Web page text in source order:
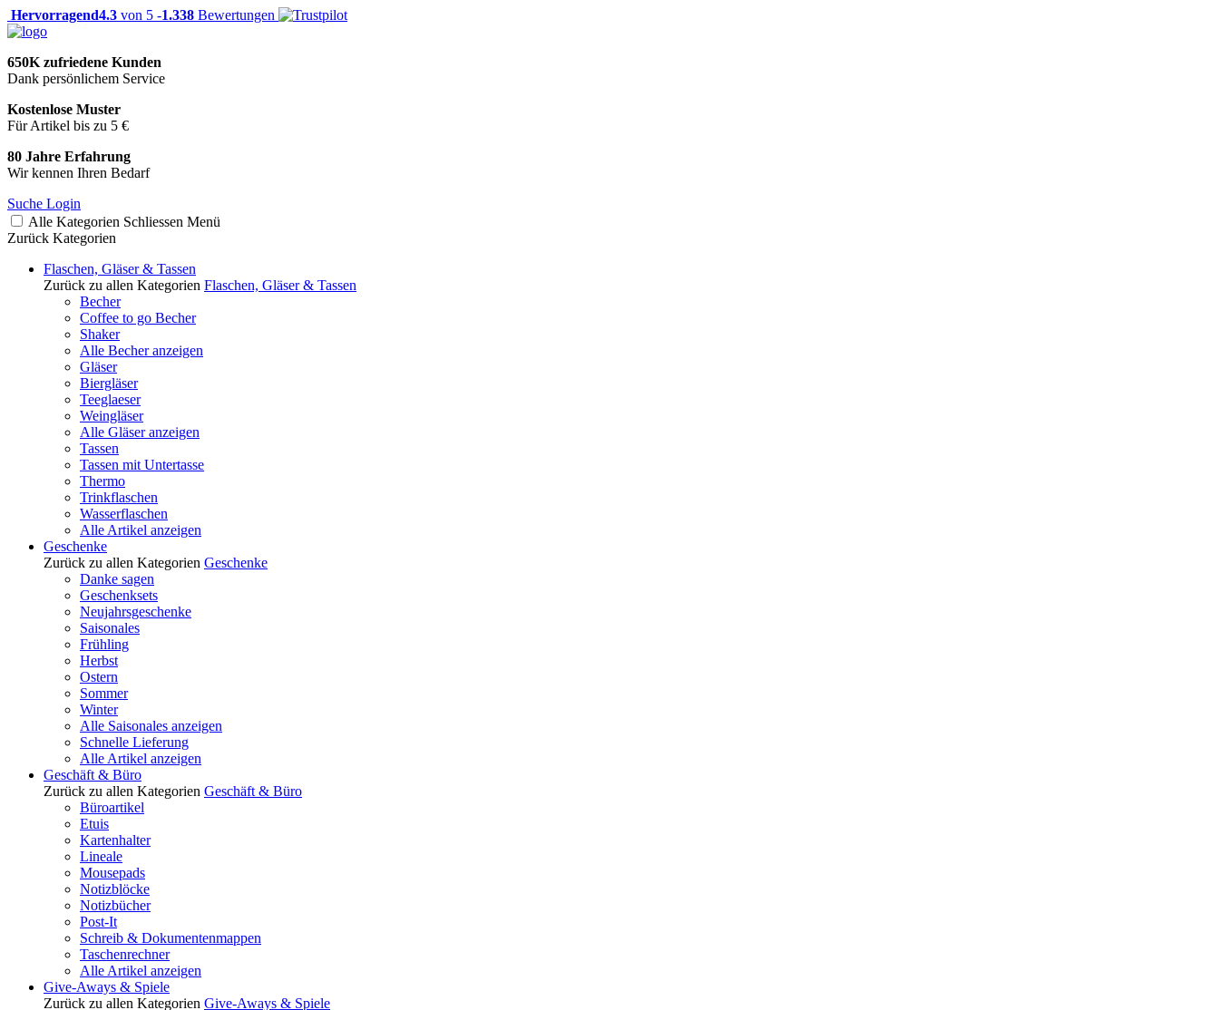
Hervorragend4.3 von 5 -1.338 Bewertungen
650K zufriedene Kunden
Dank persönlichem Service
Kostenlose Muster
Für Artikel bis zu 5 €
80 Jahre Erfahrung
Wir kennen Ihren Bedarf
Suche Login
Alle Kategorien Schliessen Menü
Zurück Kategorien
Flaschen, Gläser & Tassen
Zurück zu allen Kategorien Flaschen, Gläser & Tassen
Becher
Coffee to go Becher
Shaker
Alle Becher anzeigen
Gläser
Biergläser
Teeglaeser
Weingläser
Alle Gläser anzeigen
Tassen
Tassen mit Untertasse
Thermo
Trinkflaschen
Wasserflaschen
Alle Artikel anzeigen
Geschenke
Zurück zu allen Kategorien Geschenke
Danke sagen
Geschenksets
Neujahrsgeschenke
Saisonales
Frühling
Herbst
Ostern
Sommer
Winter
Alle Saisonales anzeigen
Schnelle Lieferung
Alle Artikel anzeigen
Geschäft & Büro
Zurück zu allen Kategorien Geschäft & Büro
Büroartikel
Etuis
Kartenhalter
Lineale
Mousepads
Notizblöcke
Notizbücher
Post-It
Schreib & Dokumentenmappen
Taschenrechner
Alle Artikel anzeigen
Give-Aways & Spiele
Zurück zu allen Kategorien Give-Aways & Spiele